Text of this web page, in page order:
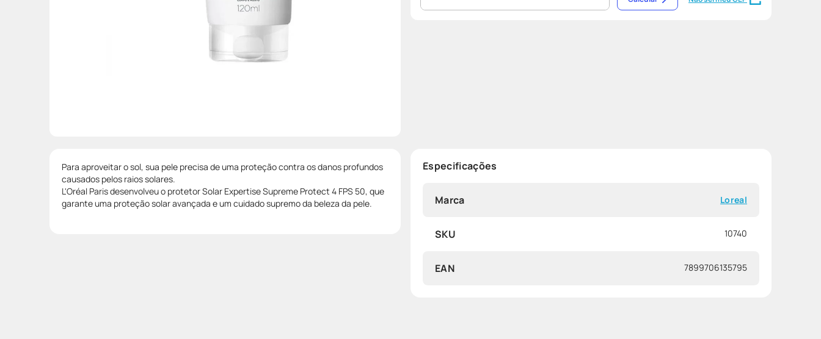
Para aproveitar o sol, sua pele precisa de uma proteção contra os danos profundos
causados pelos raios solares.
L'Oréal Paris desenvolveu o protetor Solar Expertise Supreme Protect 4 FPS 50, que
garante uma proteção solar avançada e um cuidado supremo da beleza da pele.
Especificações
Marca Loreal
SKU 10740
EAN 7899706135795